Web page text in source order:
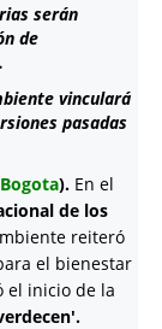
serán
de
vinculará
pasadas
). En el
de los
reiteró
el bienestar
el inicio de la